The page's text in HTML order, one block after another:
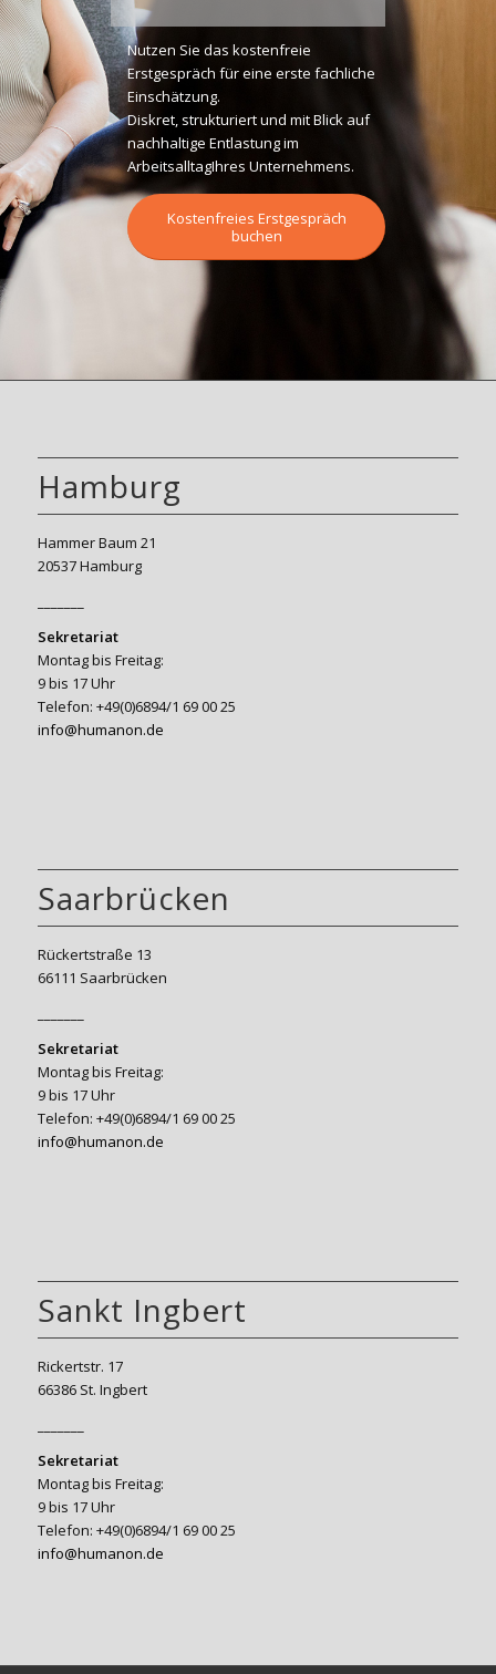
Nutzen Sie das kostenfreie
Erstgespräch für eine erste fachliche
Einschätzung.
Diskret, strukturiert und mit Blick auf
nachhaltige Entlastung im
ArbeitsalltagIhres Unternehmens.
Kostenfreies Erstgespräch
buchen
Hamburg
Hammer Baum 21
20537 Hamburg
Sekretariat
Montag bis Freitag:
9 bis 17 Uhr
Telefon: +49(0)6894/1 69 00 25
info@humanon.de
Saarbrücken
Rückertstraße 13
66111 Saarbrücken
Sekretariat
Montag bis Freitag:
9 bis 17 Uhr
Telefon: +49(0)6894/1 69 00 25
info@humanon.de
Sankt Ingbert
Rickertstr. 17
66386 St. Ingbert
Sekretariat
Montag bis Freitag:
9 bis 17 Uhr
Telefon: +49(0)6894/1 69 00 25
info@humanon.de